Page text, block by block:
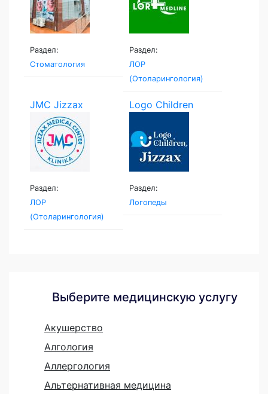
Раздел:
Стоматология
Раздел:
ЛОР
(Отоларингология)
JMC Jizzax
Medical...
Раздел:
ЛОР
(Отоларингология)
Logo Children
Раздел:
Логопеды
Выберите медицинскую услугу
Акушерство
Алгология
Аллергология
Альтернативная медицина